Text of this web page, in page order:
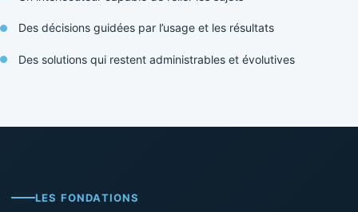
Des décisions guidées par l’usage et les résultats
Des solutions qui restent administrables et évolutives
LES FONDATIONS